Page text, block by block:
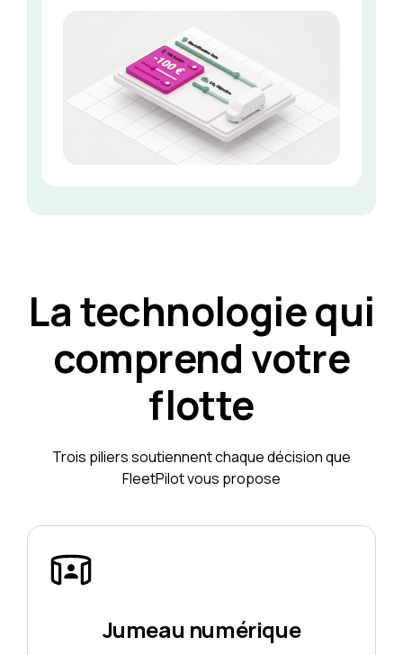
La technologie qui
comprend votre
flotte
Trois piliers soutiennent chaque décision que
FleetPilot vous propose
Jumeau numérique